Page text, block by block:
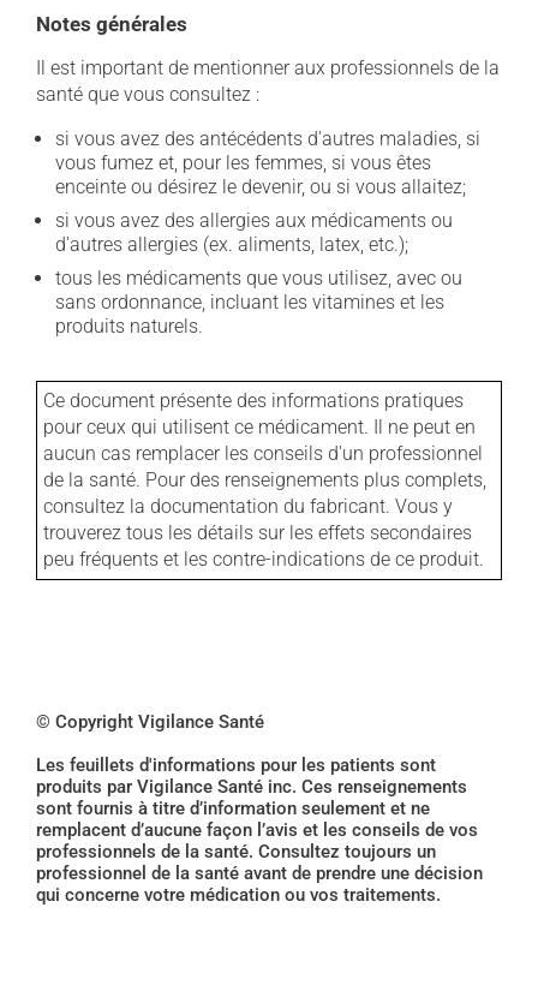
Notes générales
Il est important de mentionner aux professionnels de la
santé que vous consultez :
si vous avez des antécédents d'autres maladies, si
vous fumez et, pour les femmes, si vous êtes
enceinte ou désirez le devenir, ou si vous allaitez;
si vous avez des allergies aux médicaments ou
d'autres allergies (ex. aliments, latex, etc.);
tous les médicaments que vous utilisez, avec ou
sans ordonnance, incluant les vitamines et les
produits naturels.
Ce document présente des informations pratiques
pour ceux qui utilisent ce médicament. Il ne peut en
aucun cas remplacer les conseils d'un professionnel
de la santé. Pour des renseignements plus complets,
consultez la documentation du fabricant. Vous y
trouverez tous les détails sur les effets secondaires
peu fréquents et les contre-indications de ce produit.
© Copyright Vigilance Santé
Les feuillets d'informations pour les patients sont
produits par Vigilance Santé inc. Ces renseignements
sont fournis à titre d’information seulement et ne
remplacent d’aucune façon l’avis et les conseils de vos
professionnels de la santé. Consultez toujours un
professionnel de la santé avant de prendre une décision
qui concerne votre médication ou vos traitements.